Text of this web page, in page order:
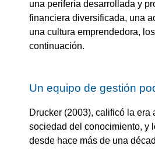
una periferia desarrollada y
financiera diversificada, una
una cultura emprendedora,
continuación.
Un equipo de gestión
Drucker (2003), calificó la era
sociedad del conocimiento, y
desde hace más de una